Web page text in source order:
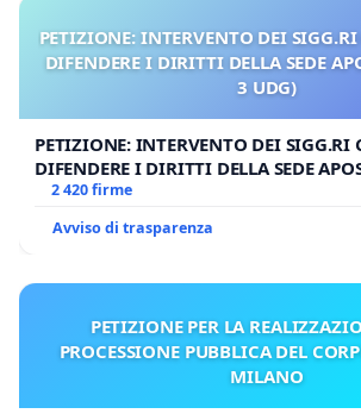
PETIZIONE: INTERVENTO DEI
DIFENDERE I DIRITTI DELLA SEDE
3 UDG)
PETIZIONE: INTERVENTO DEI SIGG.RI
DIFENDERE I DIRITTI DELLA SEDE
UDG)
2 420 firme
Avviso di trasparenza
PETIZIONE PER LA
PROCESSIONE PUBBLICA DEL
MILANO